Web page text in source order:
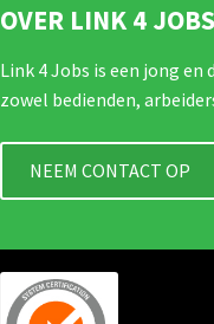
OVER LINK 4 JOBS
Link 4 Jobs is een jong
zowel bedienden,
NEEM CONTACT OP